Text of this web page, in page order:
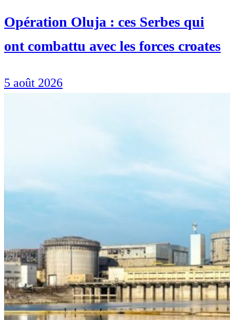
Opération Oluja : ces Serbes qui
ont combattu avec les forces croates
5 août 2026